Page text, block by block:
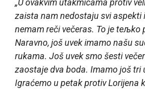
zaista nam nedostaju svi aspekti
nemam reči večeras. To je teљko
Naravno, još uvek imamo našu
rukama. Još uvek smo šesti
zaostaje dva boda. Imamo još tri
Igraćemo u petak protiv Lorijena